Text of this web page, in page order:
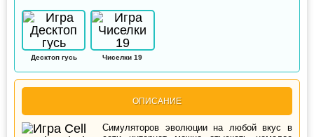
ОПИСАНИЕ
Симуляторов эволюции на любой вкус в
Десктоп гусь Чиселки 19